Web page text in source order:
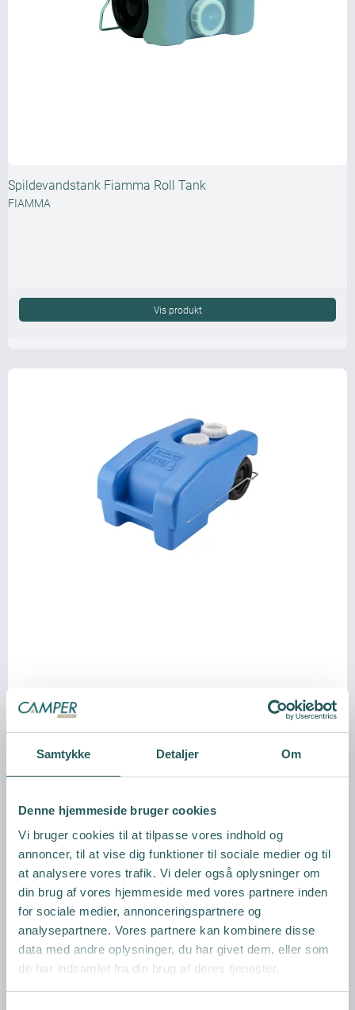
Samtykke Detaljer Om
Denne hjemmeside bruger cookies
Vi bruger cookies til at tilpasse vores indhold og
annoncer, til at vise dig funktioner til sociale medier og til
at analysere vores trafik. Vi deler også oplysninger om
din brug af vores hjemmeside med vores partnere inden
for sociale medier, annonceringspartnere og
analysepartnere. Vores partnere kan kombinere disse
data med andre oplysninger, du har givet dem, eller som
de har indsamlet fra din brug af deres tjenester.
Spildevandstank Fiamma Roll Tank
FIAMMA
Vis produkt
Vis produkt